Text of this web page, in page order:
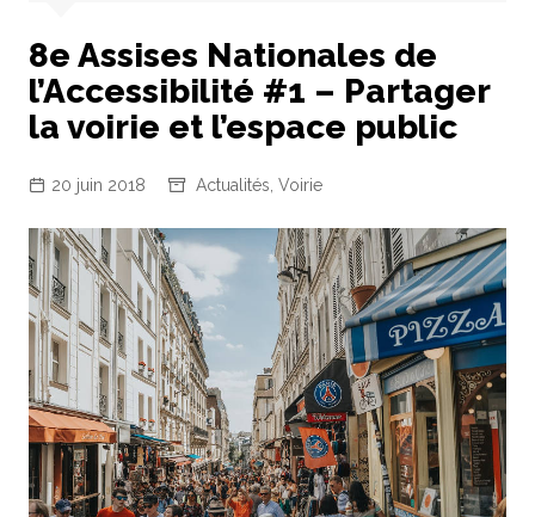
8e Assises Nationales de
l’Accessibilité #1 – Partager
la voirie et l’espace public
20 juin 2018 Actualités Voirie